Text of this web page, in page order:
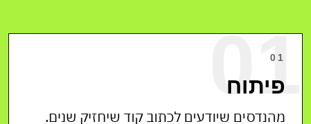
01
01
פיתוח
מהנדסים שיודעים לכתוב קוד שיחזיק שנים.